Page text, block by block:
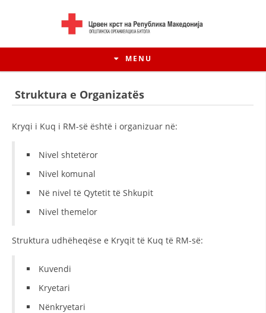
MENU
HISTORIA E KRYQIT TË KUQ
Struktura e Organizatës
Kryqi i Kuq i RM-së është i organizuar në:
Nivel shtetëror
Nivel komunal
Në nivel të Qytetit të Shkupit
Nivel themelor
Struktura udhëheqëse e Kryqit të Kuq të RM-së:
Kuvendi
Kryetari
Nënkryetari